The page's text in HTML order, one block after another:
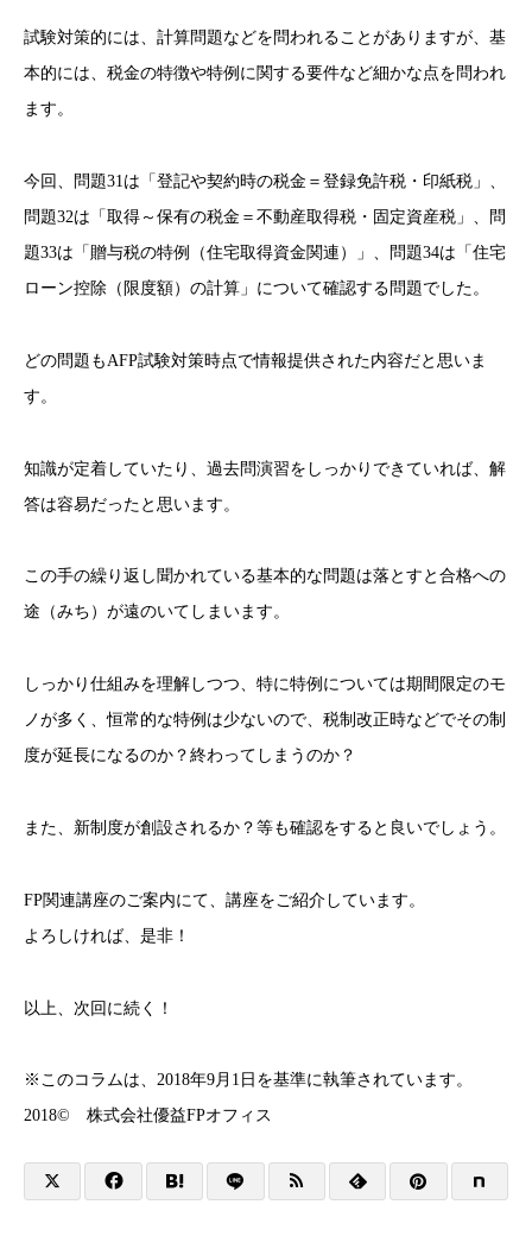
試験対策的には、計算問題などを問われることがありますが、基
本的には、税金の特徴や特例に関する要件など細かな点を問われ
ます。
今回、問題31は「登記や契約時の税金＝登録免許税・印紙税」、
問題32は「取得～保有の税金＝不動産取得税・固定資産税」、問
題33は「贈与税の特例（住宅取得資金関連）」、問題34は「住宅
ローン控除（限度額）の計算」について確認する問題でした。
どの問題もAFP試験対策時点で情報提供された内容だと思いま
す。
知識が定着していたり、過去問演習をしっかりできていれば、解
答は容易だったと思います。
この手の繰り返し聞かれている基本的な問題は落とすと合格への
途（みち）が遠のいてしまいます。
しっかり仕組みを理解しつつ、特に特例については期間限定のモ
ノが多く、恒常的な特例は少ないので、税制改正時などでその制
度が延長になるのか？終わってしまうのか？
また、新制度が創設されるか？等も確認をすると良いでしょう。
FP関連講座のご案内にて、講座をご紹介しています。
よろしければ、是非！
以上、次回に続く！
※このコラムは、2018年9月1日を基準に執筆されています。
2018© 株式会社優益FPオフィス